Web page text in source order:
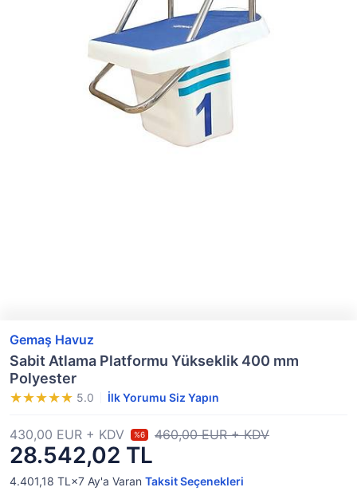
Gemaş Havuz
Sabit Atlama Platformu Yükseklik 400 mm
Polyester
5.0 İlk Yorumu Siz Yapın
28.542,02 TL
430,00 EUR + KDV %6 460,00 EUR + KDV
4.401,18 TL×7 Ay'a Varan Taksit Seçenekleri